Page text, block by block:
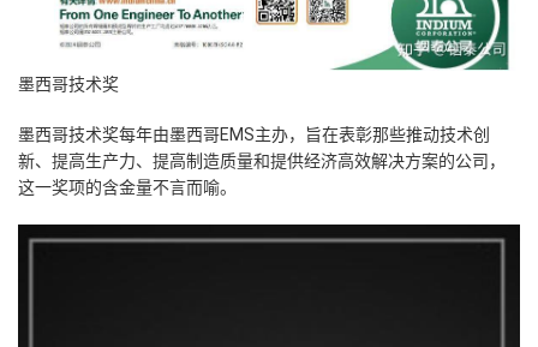
墨西哥技术奖
墨西哥技术奖每年由墨西哥EMS主办，旨在表彰那些推动技术创
新、提高生产力、提高制造质量和提供经济高效解决方案的公司，
这一奖项的含金量不言而喻。